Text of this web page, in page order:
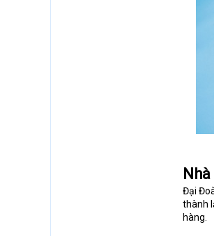
Đại
thành
hàng.